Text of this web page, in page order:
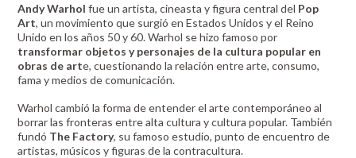
Andy Warhol fue un artista, cineasta y figura central del Pop
Art, un movimiento que surgió en Estados Unidos y el Reino
Unido en los años 50 y 60. Warhol se hizo famoso por
transformar objetos y personajes de la cultura popular en
obras de arte, cuestionando la relación entre arte, consumo,
fama y medios de comunicación.
Warhol cambió la forma de entender el arte contemporáneo al
borrar las fronteras entre alta cultura y cultura popular. También
fundó The Factory, su famoso estudio, punto de encuentro de
artistas, músicos y figuras de la contracultura.